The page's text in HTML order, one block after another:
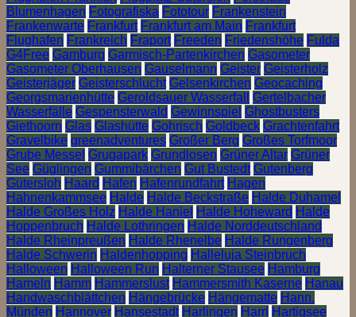
Blumenhagen Fotografiska Fototour Frankenstein
Frankenwarte Frankfurt Frankfurt am Main Frankfurt
Flughafen Frankreich Fraport Freeden Friedenshöhe Fulda
G4Free Gamburg Garmisch-Partenkirchen Gasometer
Gasometer Oberhausen Gauselmann Geister Geisterholz
Geisterjäger Geisterschlucht Gelsenkirchen Geocaching
Georgsmarienhütte Geroldsauer Wasserfall
Gertelbacher
Wasserfälle Gespensterwald Gewinnspiel Ghostbusters
Giethoorn Glas Glashütte Gohrisch Goldbeck Grachtenfahrt
Gravelbike greenadventures Großer Berg Großes Torfmoor
Grube Messel Grugapark Grundlosen Grüner Altar Grüner
See Güglingen Gummibärchen Gut Bustedt Gutenberg
Gütersloh Haard Hafen Hafenrundfahrt Hagen
Hahnenkammsee Halde Halde Beckstraße Halde Duhamel
Halde Großes Holz Halde Haniel Halde Hoheward Halde
Hoppenbruch Halde Lothringen Halde Norddeutschland
Halde Rheinpreußen Halde Rhenelbe Halde Rungenberg
Halde Schwerin Haldenhopping Halleluja Steinbruch
Halloween Halloween Run Halterner Stausee Hamburg
Hameln Hamm Hammerslust Hammersmith Kaserne Hanau
Handwaschblättchen Hängebrücke Hängematte Hann.
Münden Hannover Hansestadt Harlingen Harrl Hartigsee